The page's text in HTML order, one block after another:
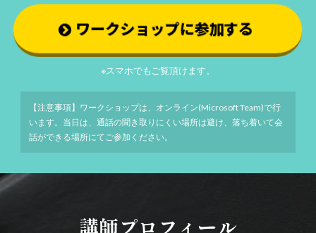
ワークショップに参加する
※スマホでもご覧頂けます。
【注意事項】ワークショップは、オンライン(Microsoft Team)で行
います。当日は、通話の聞き取りにくい場所は避け、落ち着いて会
話ができる場所にてご参加ください。
講師プロフィール